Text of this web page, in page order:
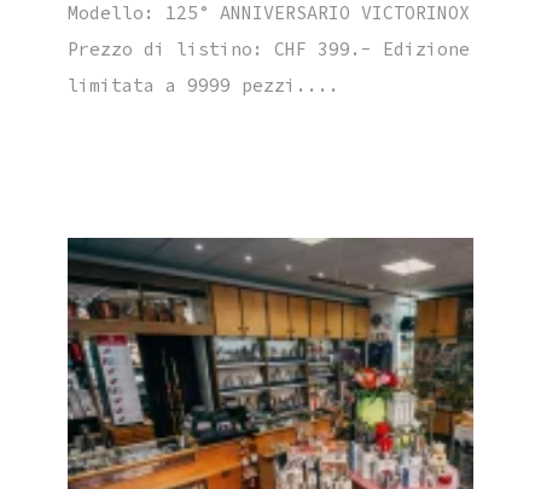
Modello: 125° ANNIVERSARIO VICTORINOX
Prezzo di listino: CHF 399.- Edizione
limitata a 9999 pezzi....